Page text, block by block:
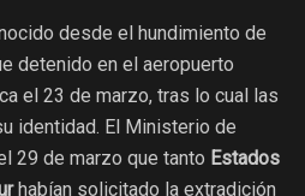
desde el hundimiento de
detenido en el aeropuerto
el 23 de marzo, tras lo cual las
identidad. El Ministerio de
29 de marzo que tanto Estados
habían solicitado la extradición